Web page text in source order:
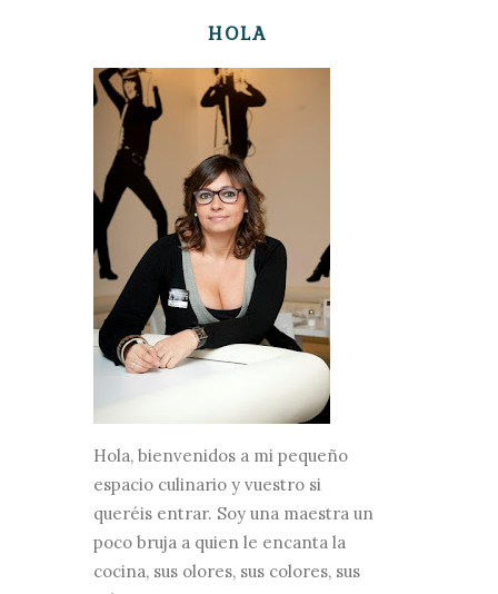
HOLA
Hola, bienvenidos a mi pequeño
espacio culinario y vuestro si
queréis entrar. Soy una maestra un
poco bruja a quien le encanta la
cocina, sus olores, sus colores, sus